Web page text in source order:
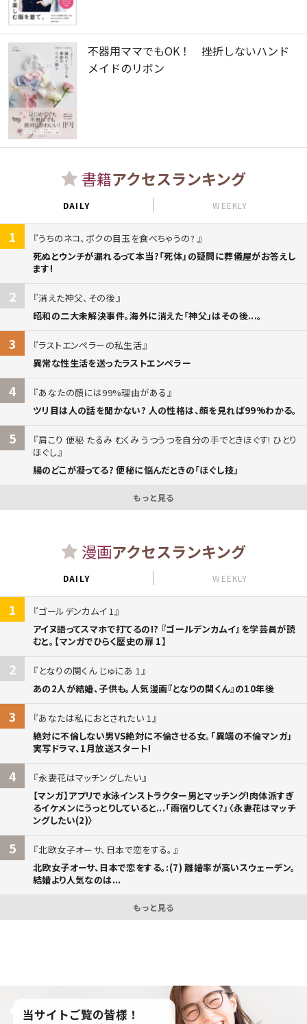
不器用ママでもOK！ 挫折しないハンド
メイドのリボン
書籍アクセスランキング
DAILY WEEKLY
1
うちのネコ、ボクの目玉を食べちゃうの?
死ぬとウンチが漏れるって本当?「死体」の疑問に葬儀屋がお答えし
ます!
2
消えた神父、その後
昭和の二大未解決事件。海外に消えた「神父」はその後...。
3
ラストエンペラーの私生活
異常な性生活を送ったラストエンペラー
4
あなたの顔には99%理由がある
ツリ目は人の話を聞かない? 人の性格は、顔を見れば99%わかる。
5
肩こり 便秘 たるみ むくみ うつうつを自分の手でときほぐす! ひとり
ほぐし
腸のどこが凝ってる? 便秘に悩んだときの「ほぐし技」
もっと見る
漫画アクセスランキング
DAILY WEEKLY
1
ゴールデンカムイ 1
アイヌ語ってスマホで打てるの!? 『ゴールデンカムイ』を学芸員が読
むと。【マンガでひらく歴史の扉 1】
2
となりの関くん じゅにあ 1
あの2人が結婚、子供も。人気漫画『となりの関くん』の10年後
3
あなたは私におとされたい 1
絶対に不倫しない男VS絶対に不倫させる女。「異端の不倫マンガ」
実写ドラマ、1月放送スタート!
4
永妻花はマッチングしたい
【マンガ】アプリで水泳インストラクター男とマッチング!肉体派すぎ
るイケメンにうっとりしていると...「雨宿りしてく?」〈永妻花はマッチ
ングしたい(2)〉
5
北欧女子オーサ、日本で恋をする。
北欧女子オーサ、日本で恋をする。:(7) 離婚率が高いスウェーデン。
結婚より人気なのは...
もっと見る
当サイトご覧の皆様！